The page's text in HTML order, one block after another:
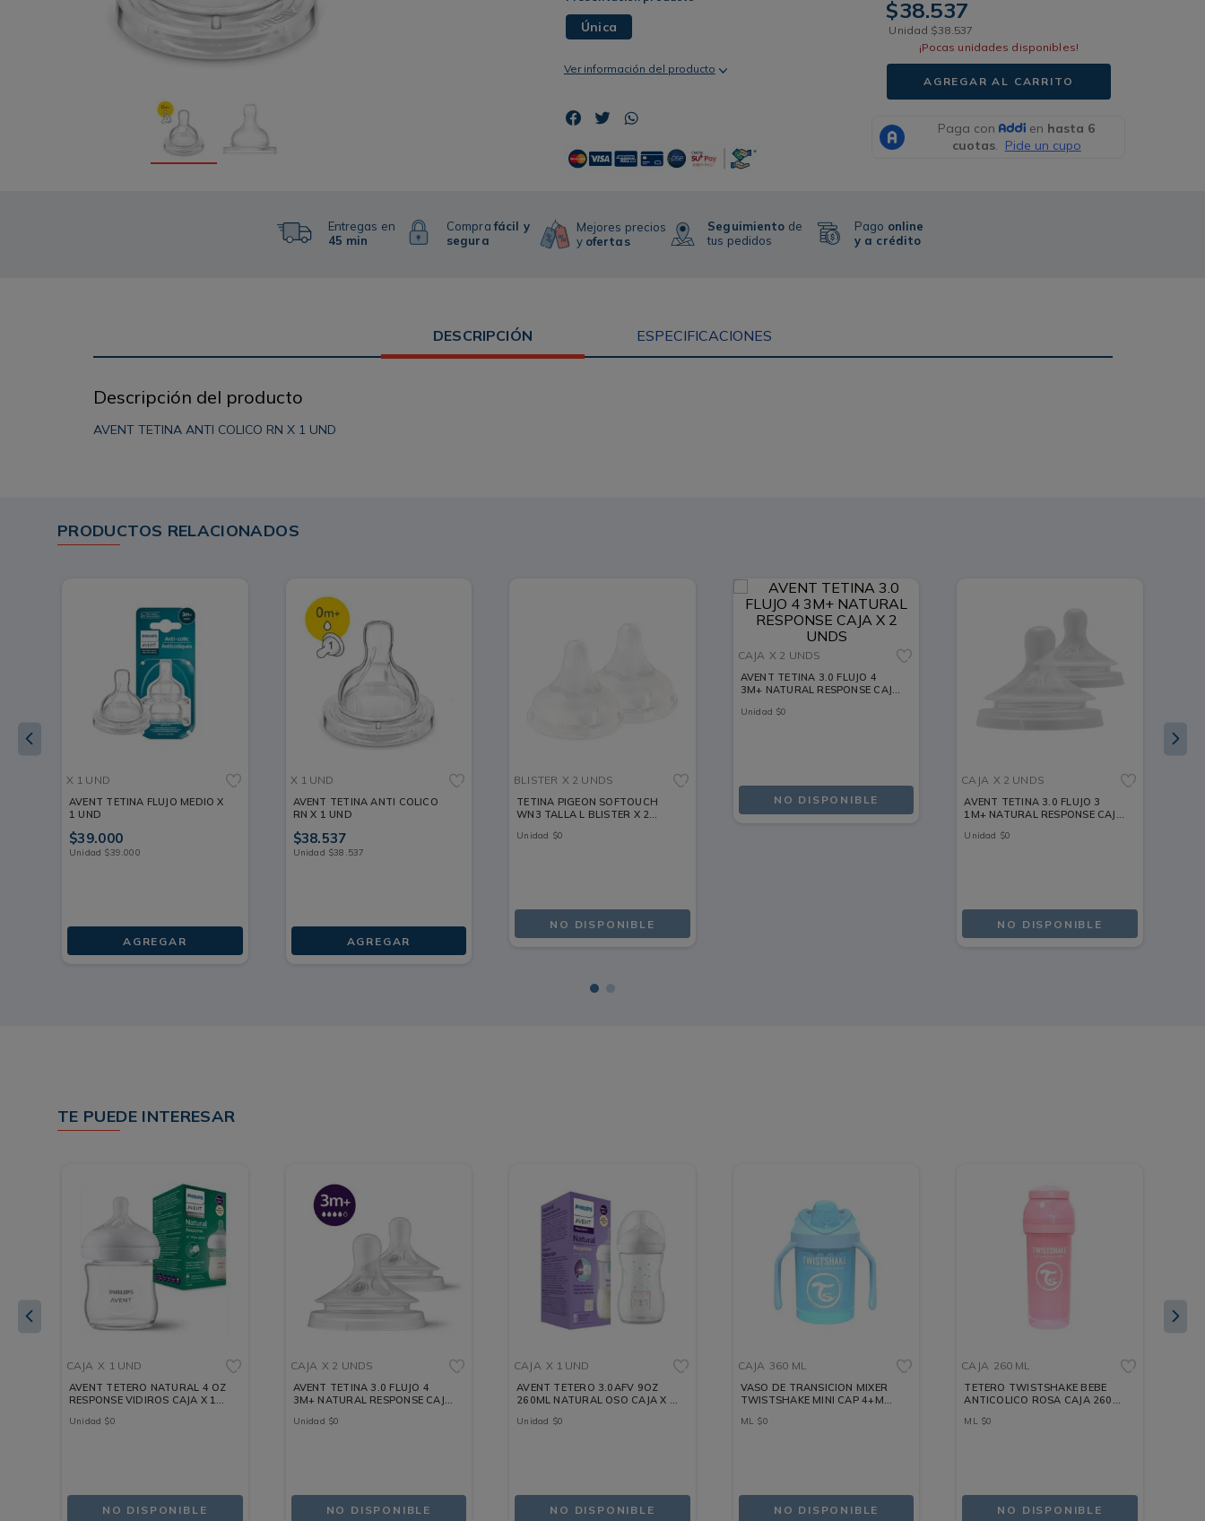
Única
Ver información del producto
$38.537
Unidad $38.537
¡Pocas unidades disponibles!
AGREGAR AL CARRITO
Entregas en
45 min
Comprafácil y
segura
Mejores precios
y ofertas
Seguimiento de
tus pedidos
Pago online
y a crédito
DESCRIPCIÓN ESPECIFICACIONES
Descripción del producto
AVENT TETINA ANTI COLICO RN X 1 UND
PRODUCTOS RELACIONADOS
X 1 UND
AVENT TETINA FLUJO MEDIO X
1 UND
$39.000
Unidad $39.000
AGREGAR
X 1 UND
AVENT TETINA ANTI COLICO
RN X 1 UND
$38.537
Unidad $38 .537
AGREGAR
BLISTER X 2 UNDS
TETINA PIGEON SOFTOUCH
WN3 TALLA L BLISTER X 2
Unidad $0
NO DISPONIBLE
CAJA X 2 UNDS
AVENT TETINA 3.0 FLUJO 4
3M+ NATURAL RESPONSE CAJA
Unidad $0
NO DISPONIBLE
CAJA X 2 UNDS
AVENT TETINA 3.0 FLUJO 3
1M+ NATURAL RESPONSE CAJA
Unidad $0
NO DISPONIBLE
TE PUEDE INTERESAR
CAJA X 1 UND
AVENT TETERO NATURAL 4 OZ
RESPONSE VIDIROS CAJA X 1
Unidad $0
NO DISPONIBLE
CAJA X 2 UNDS
AVENT TETINA 3.0 FLUJO 4
3M+ NATURAL RESPONSE CAJA
Unidad $0
NO DISPONIBLE
CAJA X 1 UND
AVENT TETERO 3.0AFV 9OZ
260ML NATURAL OSO CAJA X 1
Unidad $0
NO DISPONIBLE
CAJA 360 ML
VASO DE TRANSICION MIXER
TWISTSHAKE MINI CAP 4+M
ML $0
NO DISPONIBLE
CAJA 260 ML
TETERO TWISTSHAKE BEBE
ANTICOLICO ROSA CAJA 260
ML $0
NO DISPONIBLE